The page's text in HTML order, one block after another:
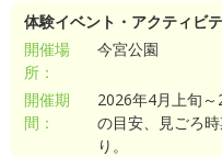
体験イベント・アクティビ
開催場
所：
今宮公園
開催期
間：
2026年4月上旬
の目安、見ごろ
り。